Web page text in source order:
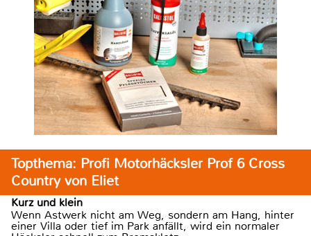
Topthema: Profi Motorhäcksler Prof 6 Cross
Country von Eliet
Kurz und klein
Wenn Astwerk nicht am Weg, sondern am Hang, hinter
einer Villa oder tief im Park anfällt, wird ein normaler